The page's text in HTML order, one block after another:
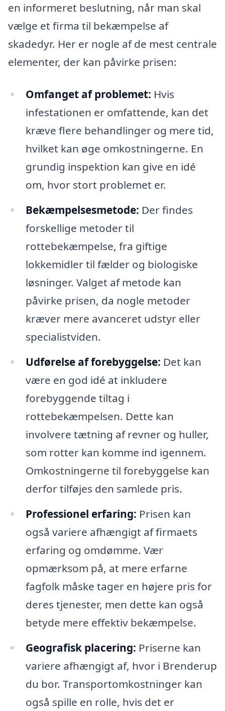
en informeret beslutning, når man skal
vælge et firma til bekæmpelse af
skadedyr. Her er nogle af de mest centrale
elementer, der kan påvirke prisen:
Omfanget af problemet: Hvis
infestationen er omfattende, kan det
kræve flere behandlinger og mere tid,
hvilket kan øge omkostningerne. En
grundig inspektion kan give en idé
om, hvor stort problemet er.
Bekæmpelsesmetode: Der findes
forskellige metoder til
rottebekæmpelse, fra giftige
lokkemidler til fælder og biologiske
løsninger. Valget af metode kan
påvirke prisen, da nogle metoder
kræver mere avanceret udstyr eller
specialistviden.
Udførelse af forebyggelse: Det kan
være en god idé at inkludere
forebyggende tiltag i
rottebekæmpelsen. Dette kan
involvere tætning af revner og huller,
som rotter kan komme ind igennem.
Omkostningerne til forebyggelse kan
derfor tilføjes den samlede pris.
Professionel erfaring: Prisen kan
også variere afhængigt af firmaets
erfaring og omdømme. Vær
opmærksom på, at mere erfarne
fagfolk måske tager en højere pris for
deres tjenester, men dette kan også
betyde mere effektiv bekæmpelse.
Geografisk placering: Priserne kan
variere afhængigt af, hvor i Brenderup
du bor. Transportomkostninger kan
også spille en rolle, hvis det er